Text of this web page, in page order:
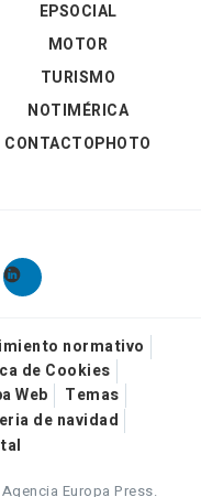
EPSOCIAL
MOTOR
TURISMO
NOTIMÉRICA
CONTACTOPHOTO
normativo
de Cookies
Web
Temas
de navidad
Europa Press.